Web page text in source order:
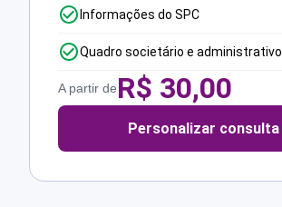
Informações do SPC
Quadro societário e administrativo
A partir deR$ 30,00
Personalizar consulta